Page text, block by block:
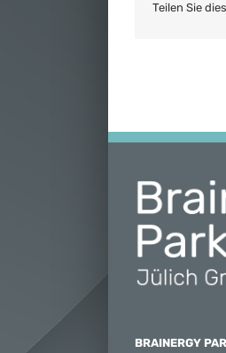
Teilen Sie
BRAINERGY